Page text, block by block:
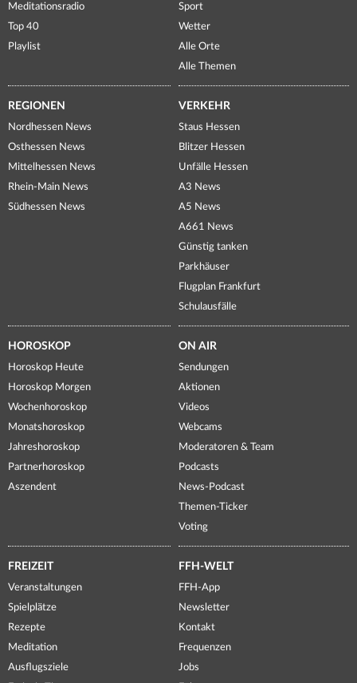
Meditationsradio
Top 40
Playlist
Sport
Wetter
Alle Orte
Alle Themen
REGIONEN
Nordhessen News
Osthessen News
Mittelhessen News
Rhein-Main News
Südhessen News
VERKEHR
Staus Hessen
Blitzer Hessen
Unfälle Hessen
A3 News
A5 News
A661 News
Günstig tanken
Parkhäuser
Flugplan Frankfurt
Schulausfälle
HOROSKOP
Horoskop Heute
Horoskop Morgen
Wochenhoroskop
Monatshoroskop
Jahreshoroskop
Partnerhoroskop
Aszendent
ON AIR
Sendungen
Aktionen
Videos
Webcams
Moderatoren & Team
Podcasts
News-Podcast
Themen-Ticker
Voting
FREIZEIT
Veranstaltungen
Spielplätze
Rezepte
Meditation
Ausflugsziele
FFH-WELT
FFH-App
Newsletter
Kontakt
Frequenzen
Jobs